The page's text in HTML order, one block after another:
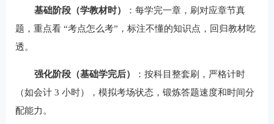
基础阶段（学教材时）
：每学完一章，刷对应章节真
题，重点看 “考点怎么考”，标注不懂的知识点，回归教材吃
透。
强化阶段（基础学完后）
：按科目整套刷，严格计时
（如会计 3 小时），模拟考场状态，锻炼答题速度和时间分
配能力。